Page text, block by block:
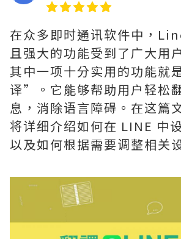
在众多即时通讯软件中，
且强大的功能受到了广大用
其中一项十分实用的功能就
译”。它能够帮助用户轻松
息，消除语言障碍。在这篇
将详细介绍如何在 LINE 中
以及如何根据需要调整相关